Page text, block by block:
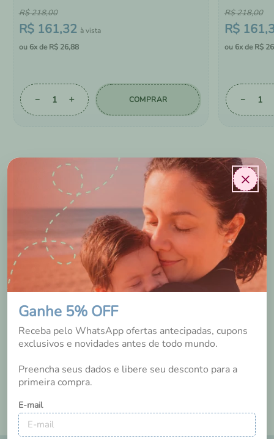
×
Ganhe 5% OFF
Receba pelo WhatsApp ofertas antecipadas, cupons
exclusivos e novidades antes de todo mundo.
Preencha seus dados e libere seu desconto para a
primeira compra.
E-mail
R$ 161,32
R$218,00
6 R$ 26,88
＋
－ COMPRAR
R$ 161,
R$218,00
6 R$ 26
－
AVALIAÇÕES DOS
NOSSOS CLIENTES
Tem esse produto? Seja o primeiro a avaliá-lo!